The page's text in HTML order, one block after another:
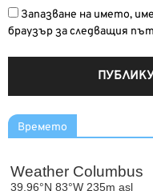
Запазване на името,
браузър за следващия
Времето